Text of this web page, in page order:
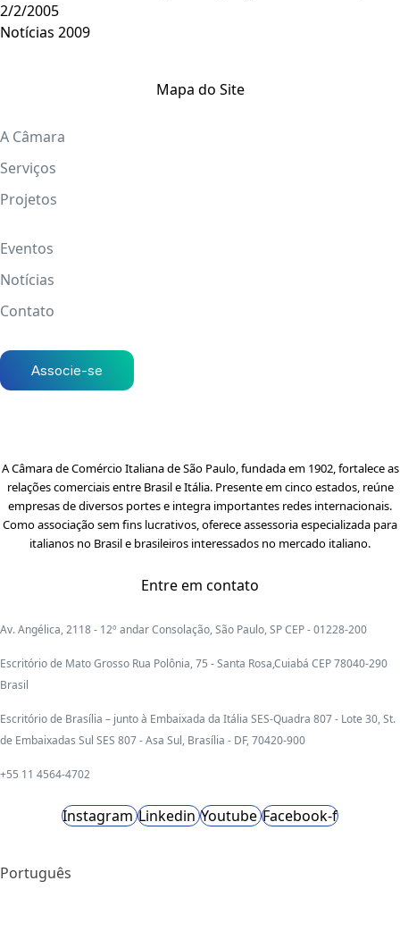
2/2/2005
Notícias 2009
Mapa do Site
A Câmara
Serviços
Projetos
Eventos
Notícias
Contato
Associe-se
A Câmara de Comércio Italiana de São Paulo, fundada em 1902, fortalece as
relações comerciais entre Brasil e Itália. Presente em cinco estados, reúne
empresas de diversos portes e integra importantes redes internacionais.
Como associação sem fins lucrativos, oferece assessoria especializada para
italianos no Brasil e brasileiros interessados no mercado italiano.
Entre em contato
Av. Angélica, 2118 - 12º andar Consolação, São Paulo, SP CEP - 01228-200
Escritório de Mato Grosso Rua Polônia, 75 - Santa Rosa,Cuiabá CEP 78040-290
Brasil
Escritório de Brasília – junto à Embaixada da Itália SES-Quadra 807 - Lote 30, St.
de Embaixadas Sul SES 807 - Asa Sul, Brasília - DF, 70420-900
+55 11 4564-4702
Instagram Linkedin Youtube Facebook-f
Português